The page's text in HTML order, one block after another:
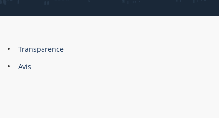
About
this
Brand
Transparence
Avis